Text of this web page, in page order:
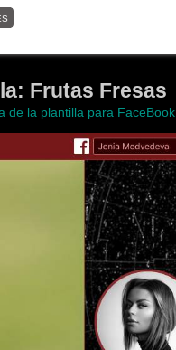
Frutas Fresas
de la plantilla para FaceBook